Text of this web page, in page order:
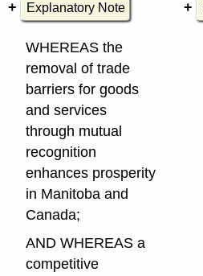
Explanatory Note
WHEREAS the
removal of trade
barriers for goods
and services
through mutual
recognition
enhances prosperity
in Manitoba and
Canada;
AND WHEREAS a
competitive